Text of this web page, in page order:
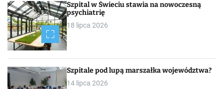
Szpital w Świeciu stawia na nowoczesną
psychiatrię
18 lipca 2026
Szpitale pod lupą marszałka województwa?
14 lipca 2026